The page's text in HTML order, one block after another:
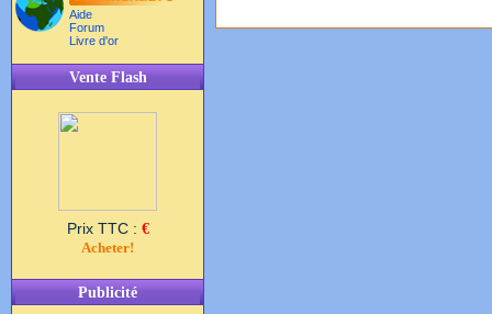
Aide
Forum
Livre d'or
Vente Flash
Prix TTC : €
Acheter!
Publicité